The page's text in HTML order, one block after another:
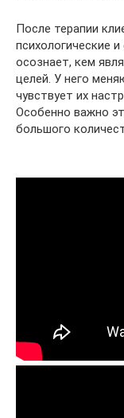
После терапии
психологические
осознает, кем
целей. У него
чувствует их
Особенно важно
большого